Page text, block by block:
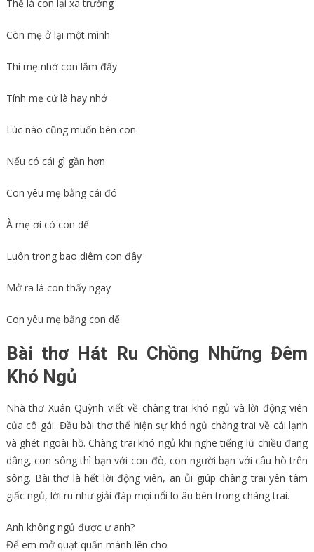
Thế là con lại xa trường
Còn mẹ ở lại một mình
Thì mẹ nhớ con lắm đấy
Tính mẹ cứ là hay nhớ
Lúc nào cũng muốn bên con
Nếu có cái gì gần hơn
Con yêu mẹ bằng cái đó
À mẹ ơi có con dế
Luôn trong bao diêm con đây
Mở ra là con thấy ngay
Con yêu mẹ bằng con dế
Bài thơ Hát Ru Chồng Những Đêm
Khó Ngủ
Nhà thơ Xuân Quỳnh viết về chàng trai khó ngủ và lời động viên
của cô gái. Đầu bài thơ thể hiện sự khó ngủ chàng trai về cái lạnh
và ghét ngoài hồ. Chàng trai khó ngủ khi nghe tiếng lũ chiều đang
dâng, con sông thì bạn với con đò, con người bạn với câu hò trên
sông. Bài thơ là hết lời động viên, an ủi giúp chàng trai yên tâm
giấc ngủ, lời ru như giải đáp mọi nổi lo âu bên trong chàng trai.
Anh không ngủ được ư anh?
Để em mở quạt quấn mành lên cho